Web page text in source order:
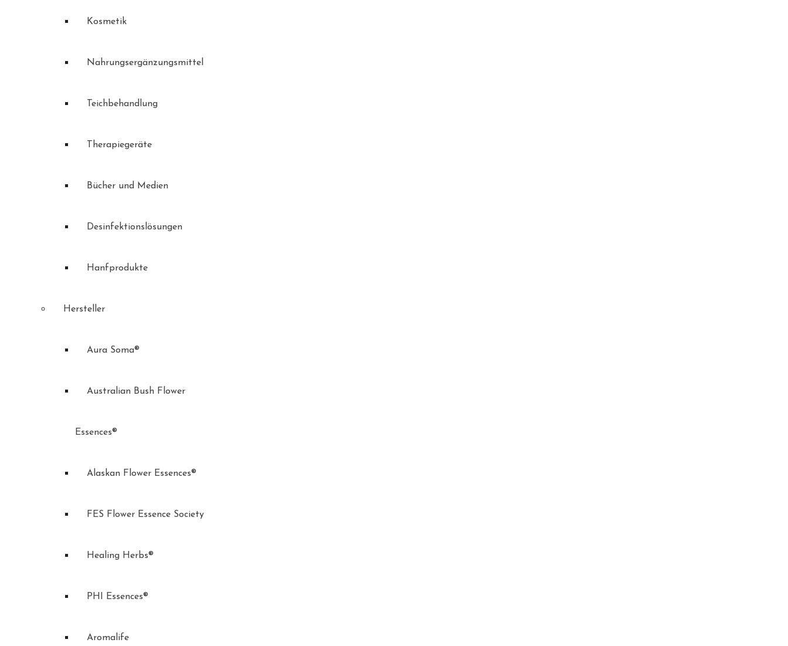
Kosmetik
Nahrungsergänzungsmittel
Teichbehandlung
Therapiegeräte
Bücher und Medien
Desinfektionslösungen
Hanfprodukte
Hersteller
Aura Soma®
Australian Bush Flower
Essences®
Alaskan Flower Essences®
FES Flower Essence Society
Healing Herbs®
PHI Essences®
Aromalife